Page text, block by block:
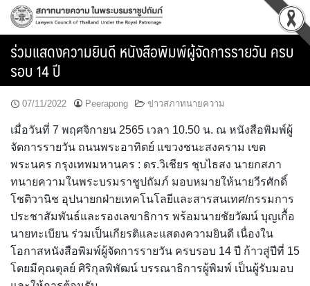
Skip
content
ร่วมแสดงความยินดี หนังสือพิมพ์ผู้จัดการรายวัน ครบ
รอบ 14 ปี
07/11/2022 Peerapong ข่าวสภาทนายความ
เมื่อวันที่ 7 พฤศจิกายน 2565 เวลา 10.50 น. ณ หนังสือพิมพ์ผู้
จัดการรายวัน ถนนพระอาทิตย์ แขวงชนะสงคราม เขต
พระนคร กรุงเทพมหานคร : ดร.วิเชียร ชุบไธสง นายกสภา
ทนายความในพระบรมราชูปถัมภ์ มอบหมายให้นายวีรศักดิ์
โชติวานิช อุปนายกฝ่ายเทคโนโลยีและสารสนเทศ/กรรมการ
ประชาสัมพันธ์และรองเลขาธิการ พร้อมนายชัยวัฒน์ บุญเกื้อ
นายทะเบียน ร่วมเป็นเกียรติและแสดงความยินดี เนื่องใน
โอกาสหนังสือพิมพ์ผู้จัดการรายวัน ครบรอบ 14 ปี ก้าวสู่ปีที่ 15
โดยมีคุณตุลย์ ศิริกุลพิพัฒน์ บรรณาธิการผู้พิมพ์ เป็นผู้รับมอบ